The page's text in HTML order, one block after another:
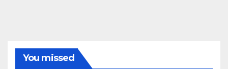
You missed